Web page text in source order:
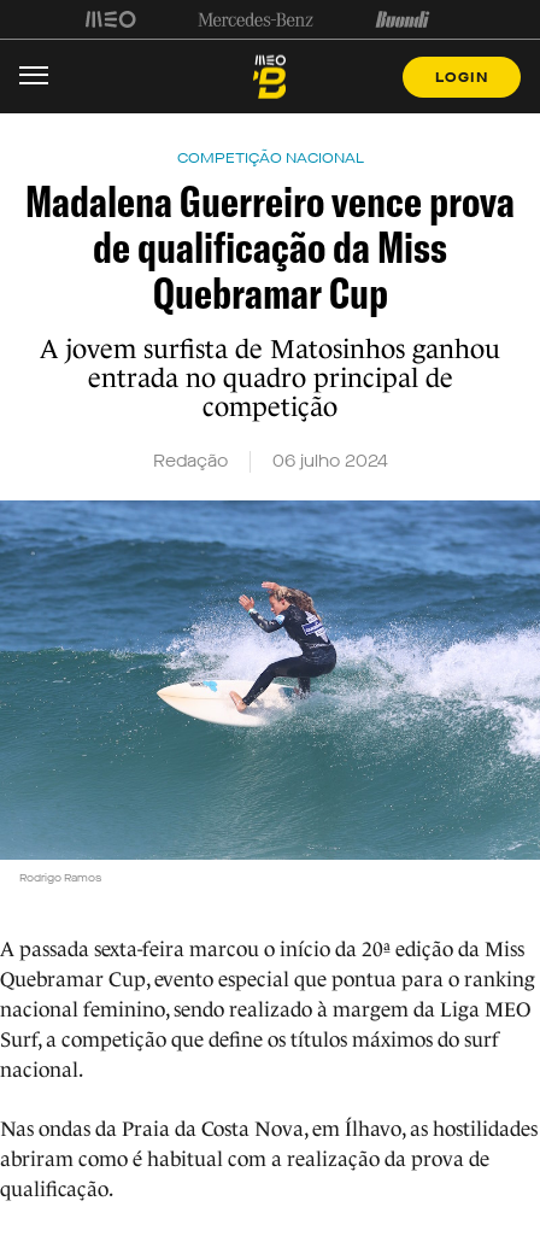
LOGIN
COMPETIÇÃO NACIONAL
Madalena Guerreiro vence prova
de qualificação da Miss
Quebramar Cup
A jovem surfista de Matosinhos ganhou
entrada no quadro principal de
competição
Redação 06 julho 2024
Rodrigo Ramos
A passada sexta-feira marcou o início da 20ª edição da Miss
Quebramar Cup, evento especial que pontua para o ranking
nacional feminino, sendo realizado à margem da Liga MEO
Surf, a competição que define os títulos máximos do surf
nacional.
Nas ondas da Praia da Costa Nova, em Ílhavo, as hostilidades
abriram como é habitual com a realização da prova de
qualificação.